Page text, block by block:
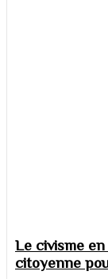
Le civisme
citoyenne